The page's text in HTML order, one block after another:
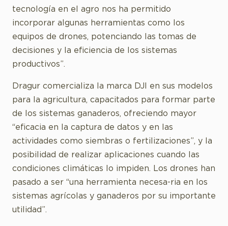
tecnología en el agro nos ha permitido
incorporar algunas herramientas como los
equipos de drones, potenciando las tomas de
decisiones y la eficiencia de los sistemas
productivos”.
Dragur comercializa la marca DJI en sus modelos
para la agricultura, capacitados para formar parte
de los sistemas ganaderos, ofreciendo mayor
“eficacia en la captura de datos y en las
actividades como siembras o fertilizaciones”, y la
posibilidad de realizar aplicaciones cuando las
condiciones climáticas lo impiden. Los drones han
pasado a ser “una herramienta necesa-ria en los
sistemas agrícolas y ganaderos por su importante
utilidad”.